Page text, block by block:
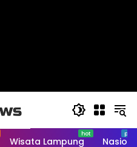
Wisata Lampung